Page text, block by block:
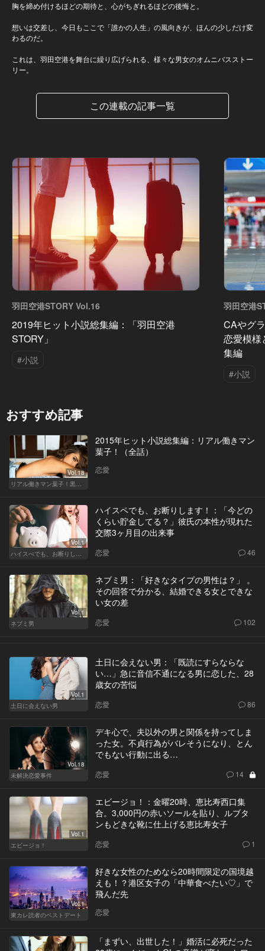
胸を締め付けるほどの期待と、心がちぎれるほどの後悔と。
想いは交差し、今日もここで「誰かの人生」の風向きが、ほんの少しだけ変
わるのだ。
これは、羽田空港を舞台に繰り広げられる、様々な男女のオムニバスストー
リー。
この連載の記事一覧
羽田空港STORY Vol.16
2019年ヒット小説総集編：「羽田空港
STORY」
#小説
羽田空港
CAやグ
恋愛模様
集編
#小説
おすすめ記事
Vol.18
リアル働きマン葉子！黒革の編集手帳 written by 内埜さくら
2015年ヒット小説総集編：リアル働きマン
葉子！（全話）
恋愛
Vol.1
ハイスぺでも、お断りします！
ハイスペでも、お断りします！：「今どの
くらい貯金してる？」彼氏の本性が現れた
交際3ヶ月目の出来事
恋愛 46
Vol.1
ネブミ男
ネブミ男：「好きなタイプの男性は？」 。
その回答で分かる、結婚できる女とできな
い女の差
恋愛 102
Vol.1
土日に会えない男
土日に会えない男：「既読にすらならな
い…」急に音信不通になる男に恋した、28
歳女の苦悩
恋愛 86
Vol.18
未解決恋愛事件
デキ心で、夫以外の男と関係を持ってしま
った女。不貞行為がバレそうになり、とん
でもない行動に出る…
恋愛 14
Vol.1
エビージョ！
エビージョ！：金曜20時、恵比寿西口集
合。3,000円の赤いソールを貼り、ルブタ
ンもどきな靴に仕上げる恵比寿女子
恋愛 1
Vol.1
東カレ読者のベストデート
好きな女性のためなら20時間限定の国境越
えも！？港区女子の「中華食べたい♡」で
飛んだ先
恋愛
「まずい、出世した！」婚活に必死だった